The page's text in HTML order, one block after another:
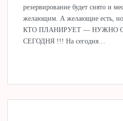
резервирование будет снято и
желающим. А желающие есть, но
КТО ПЛАНИРУЕТ — НУЖНО
СЕГОДНЯ !!! На сегодня…